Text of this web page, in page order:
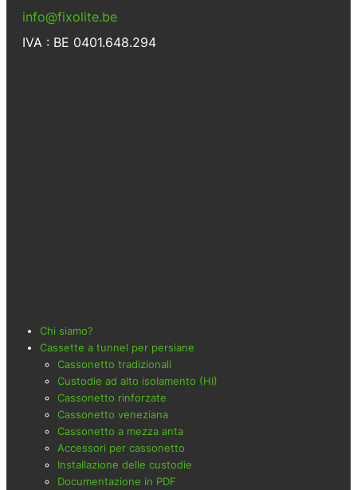
info@fixolite.be
IVA : BE 0401.648.294
Chi siamo?
Cassette a tunnel per persiane
Cassonetto tradizionali
Custodie ad alto isolamento (HI)
Cassonetto rinforzate
Cassonetto veneziana
Cassonetto a mezza anta
Accessori per cassonetto
Installazione delle custodie
Documentazione in PDF